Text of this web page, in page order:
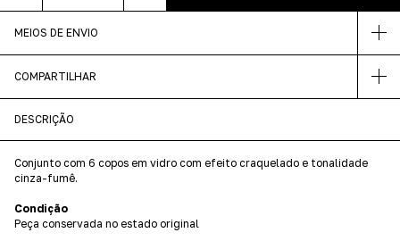
MEIOS DE ENVIO
COMPARTILHAR
DESCRIÇÃO
Conjunto com 6 copos em vidro com efeito craquelado e tonalidade
cinza-fumê.
Condição
Peça conservada no estado original